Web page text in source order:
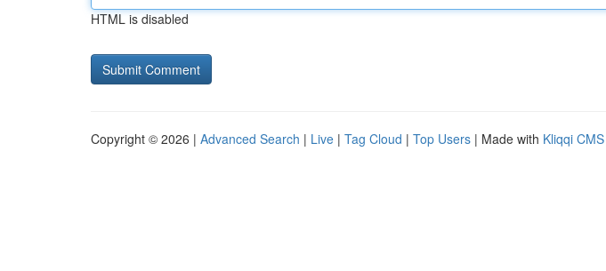
HTML is disabled
Copyright © 2026 | Advanced Search | Live | Tag Cloud | Top Users | Made with Kliqqi CMS